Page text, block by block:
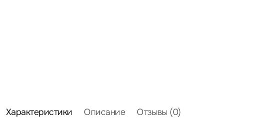
Характеристики Описание Отзывы (0)